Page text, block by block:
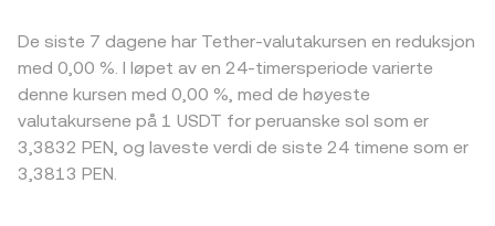
De siste 7 dagene har Tether-valutakursen en reduksjon
med 0,00 %. I løpet av en 24-timersperiode varierte
denne kursen med 0,00 %, med de høyeste
valutakursene på 1 USDT for peruanske sol som er
3,3832 PEN, og laveste verdi de siste 24 timene som er
3,3813 PEN.